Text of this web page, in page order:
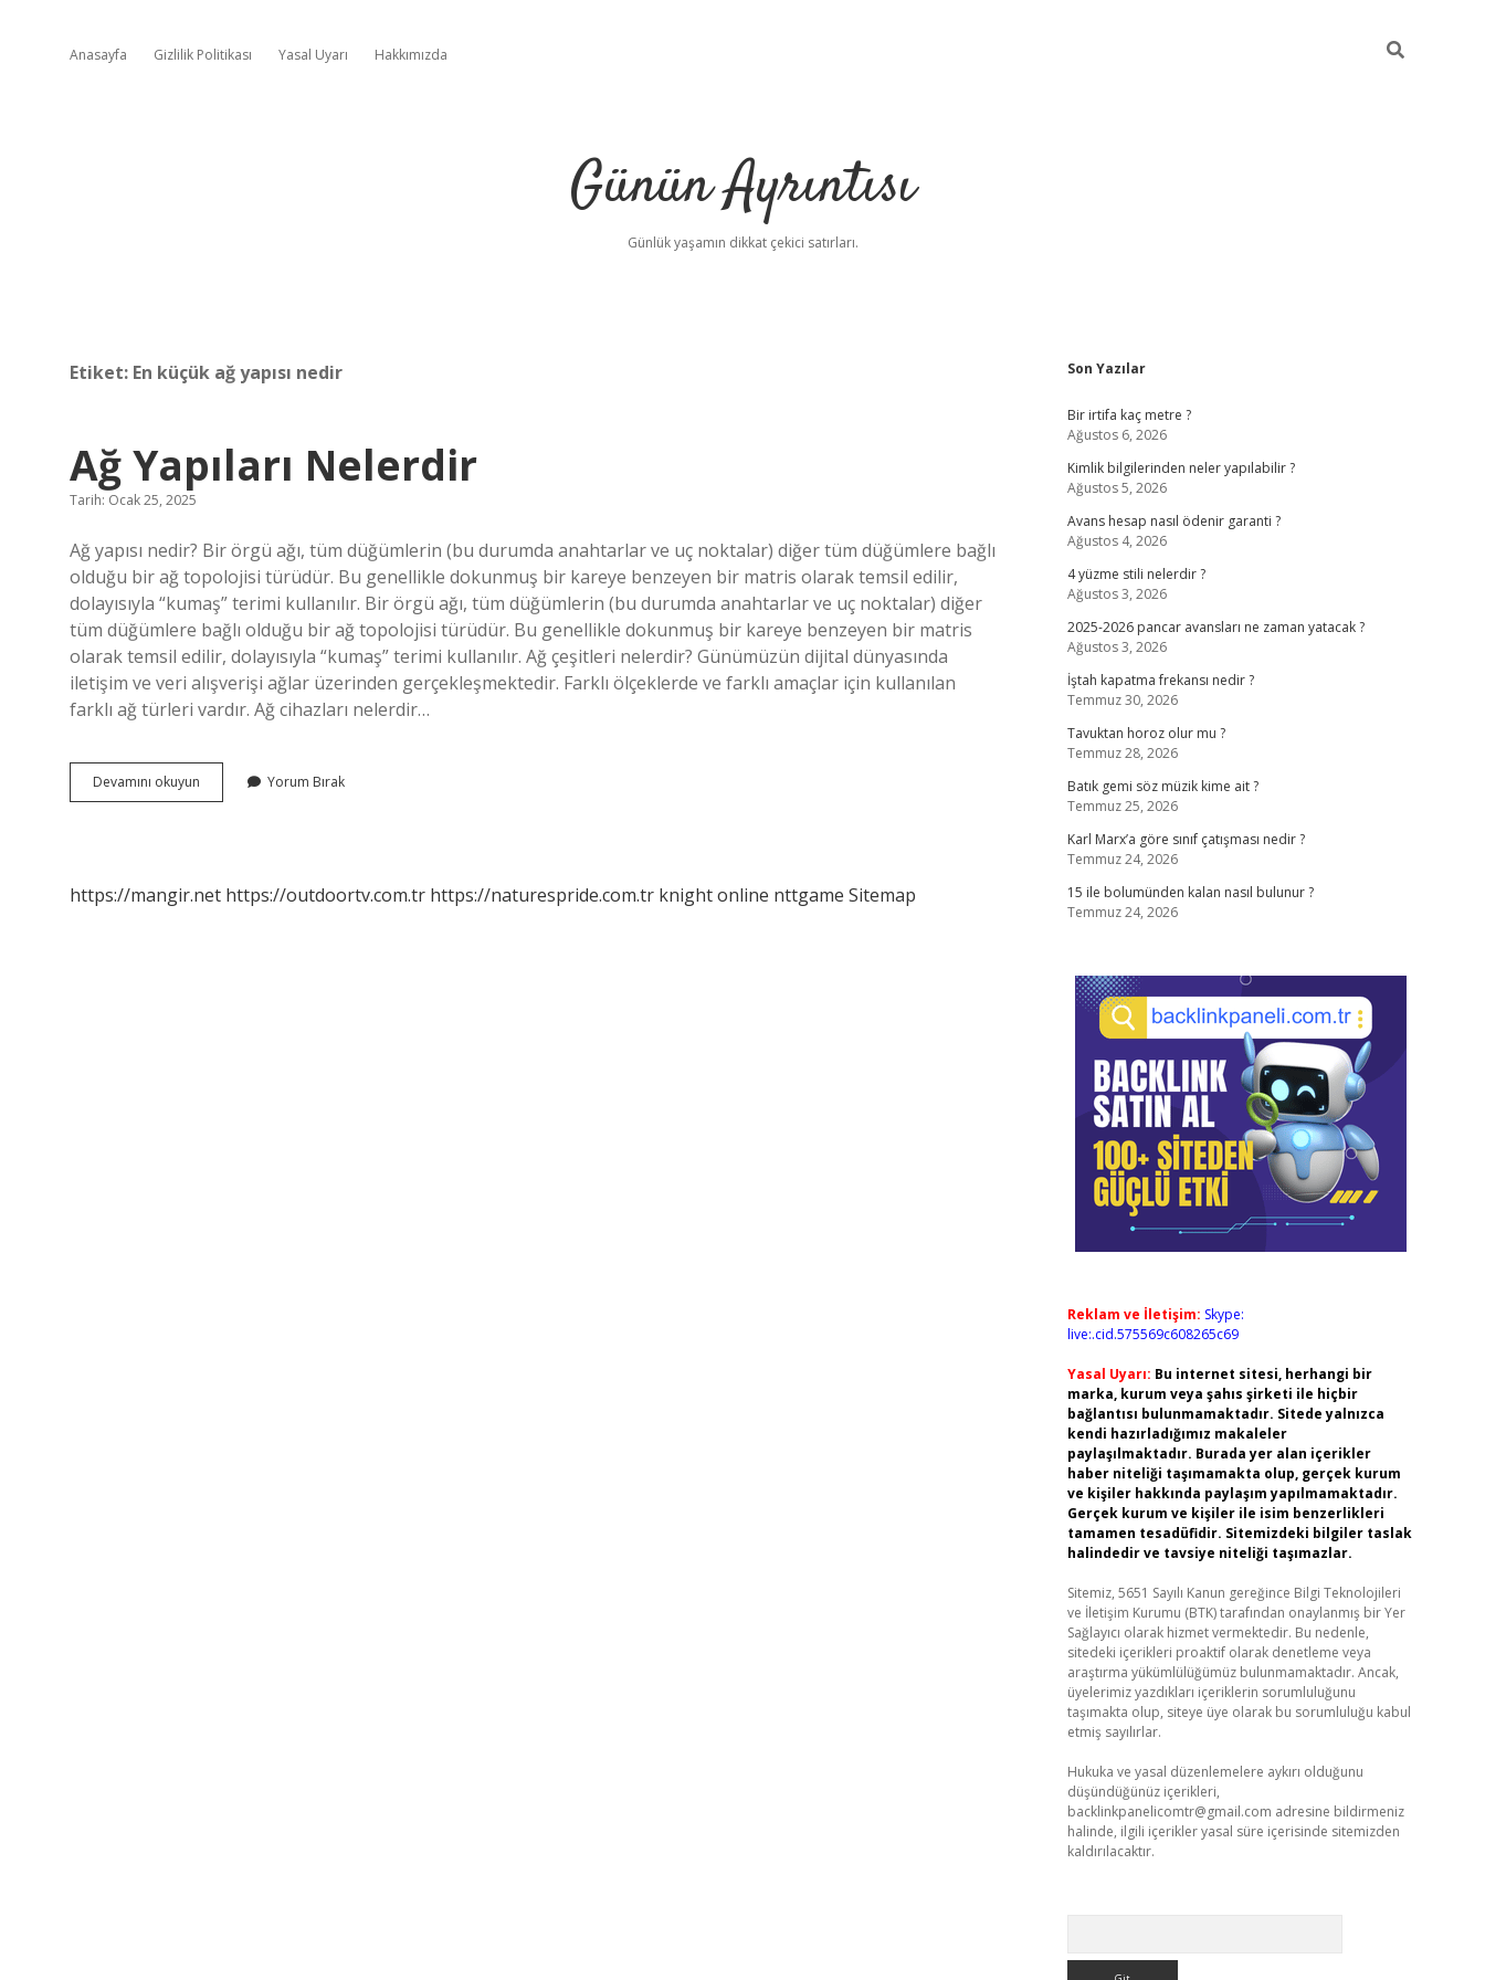
Anasayfa Gizlilik Politikası Yasal Uyarı Hakkımızda
Günün Ayrıntısı
Günlük yaşamın dikkat çekici satırları.
Etiket: En küçük ağ yapısı nedir
Ağ Yapıları Nelerdir
Tarih: Ocak 25, 2025
Ağ yapısı nedir? Bir örgü ağı, tüm düğümlerin (bu durumda anahtarlar ve uç noktalar) diğer tüm düğümlere bağlı
olduğu bir ağ topolojisi türüdür. Bu genellikle dokunmuş bir kareye benzeyen bir matris olarak temsil edilir,
dolayısıyla “kumaş” terimi kullanılır. Bir örgü ağı, tüm düğümlerin (bu durumda anahtarlar ve uç noktalar) diğer
tüm düğümlere bağlı olduğu bir ağ topolojisi türüdür. Bu genellikle dokunmuş bir kareye benzeyen bir matris
olarak temsil edilir, dolayısıyla “kumaş” terimi kullanılır. Ağ çeşitleri nelerdir? Günümüzün dijital dünyasında
iletişim ve veri alışverişi ağlar üzerinden gerçekleşmektedir. Farklı ölçeklerde ve farklı amaçlar için kullanılan
farklı ağ türleri vardır. Ağ cihazları nelerdir…
Devamını okuyun
Yapıları
Yorum Bırak
https://mangir.net https://outdoortv.com.tr https://naturespride.com.tr knight online nttgame Sitemap
Sidebar
Son Yazılar
Bir irtifa kaç metre ?
Ağustos 6, 2026
Kimlik bilgilerinden neler yapılabilir ?
Ağustos 5, 2026
Avans hesap nasıl ödenir garanti ?
Ağustos 4, 2026
4 yüzme stili nelerdir ?
Ağustos 3, 2026
2025-2026 pancar avansları ne zaman yatacak ?
Ağustos 3, 2026
İştah kapatma frekansı nedir ?
Temmuz 30, 2026
Tavuktan horoz olur mu ?
Temmuz 28, 2026
Batık gemi söz müzik kime ait ?
Temmuz 25, 2026
Karl Marx’a göre sınıf çatışması nedir ?
Temmuz 24, 2026
15 ile bolumünden kalan nasıl bulunur ?
Temmuz 24, 2026
Reklam ve İletişim: Skype:
live:.cid.575569c608265c69
Yasal Uyarı: Bu internet sitesi, herhangi bir
marka, kurum veya şahıs şirketi ile hiçbir
bağlantısı bulunmamaktadır. Sitede yalnızca
kendi hazırladığımız makaleler
paylaşılmaktadır. Burada yer alan içerikler
haber niteliği taşımamakta olup, gerçek kurum
ve kişiler hakkında paylaşım yapılmamaktadır.
Gerçek kurum ve kişiler ile isim benzerlikleri
tamamen tesadüfidir. Sitemizdeki bilgiler taslak
halindedir ve tavsiye niteliği taşımazlar.
Sitemiz, 5651 Sayılı Kanun gereğince Bilgi Teknolojileri
ve İletişim Kurumu (BTK) tarafından onaylanmış bir Yer
Sağlayıcı olarak hizmet vermektedir. Bu nedenle,
sitedeki içerikleri proaktif olarak denetleme veya
araştırma yükümlülüğümüz bulunmamaktadır. Ancak,
üyelerimiz yazdıkları içeriklerin sorumluluğunu
taşımakta olup, siteye üye olarak bu sorumluluğu kabul
etmiş sayılırlar.
Hukuka ve yasal düzenlemelere aykırı olduğunu
düşündüğünüz içerikleri,
backlinkpanelicomtr@gmail.com adresine bildirmeniz
halinde, ilgili içerikler yasal süre içerisinde sitemizden
kaldırılacaktır.